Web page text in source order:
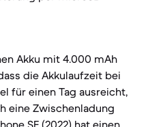
Akku mit 4.000 mAh
die Akkulaufzeit bei
für einen Tag ausreicht,
eine Zwischenladung
SE (2022) hat einen